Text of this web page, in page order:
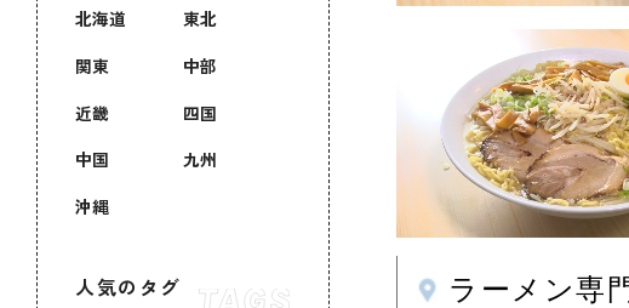
北海道
東北
関東
中部
近畿
四国
中国
九州
沖縄
人気のタグ ラーメン専